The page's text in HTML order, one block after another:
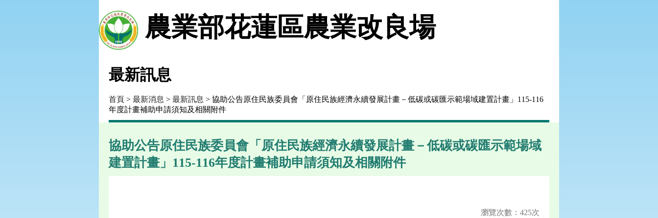
農業部花蓮區農業改良場
最新訊息
首頁 > 最新消息 > 最新訊息 > 協助公告原住民族委員會「原住民族經濟永續發展計畫－低碳或碳匯示範場域建置計畫」115-116
年度計畫補助申請須知及相關附件
協助公告原住民族委員會「原住民族經濟永續發展計畫－低碳或碳匯示範場域
建置計畫」115-116年度計畫補助申請須知及相關附件
瀏覽次數：425次